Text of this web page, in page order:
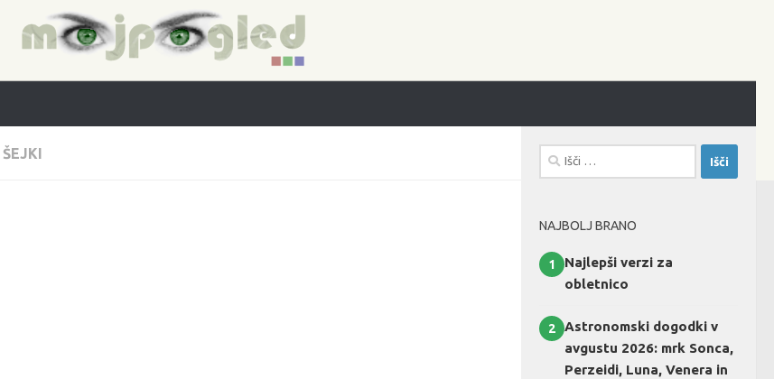
ŠEJKI Išči:
NAJBOLJ BRANO
1
Najlepši verzi za
obletnico
2
Astronomski dogodki v
avgustu 2026: mrk Sonca,
Perzeidi, Luna, Venera in